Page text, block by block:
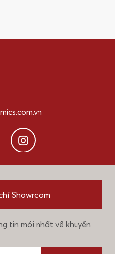
Showroom
tin mới nhất về khuyến